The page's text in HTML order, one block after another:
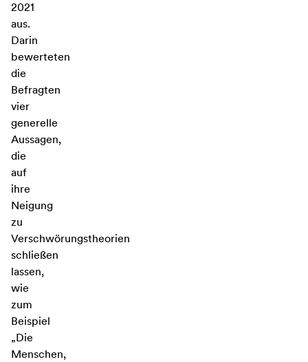
2021
aus.
Darin
bewerteten
die
Befragten
vier
generelle
Aussagen,
die
auf
ihre
Neigung
zu
Verschwörungstheorien
schließen
lassen,
wie
zum
Beispiel
„Die
Menschen,